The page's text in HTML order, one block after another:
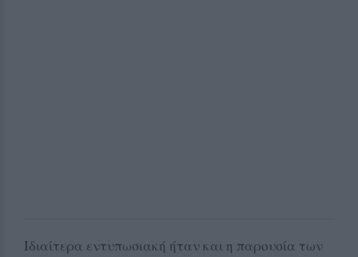
Ιδιαίτερα εντυπωσιακή ήταν και η παρουσία των